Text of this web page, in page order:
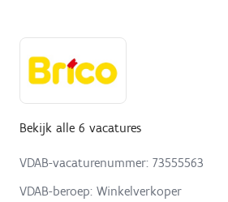
Bekijk alle 6 vacatures
VDAB-vacaturenummer: 73555563
VDAB-beroep: Winkelverkoper